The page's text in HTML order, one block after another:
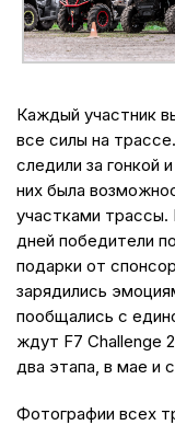
Каждый участник
все силы на
следили за гонкой
них была
участками трассы.
дней победители
подарки от
зарядились
пообщались с
ждут F7 Challenge
два этапа, в мае и
Фотографии всех